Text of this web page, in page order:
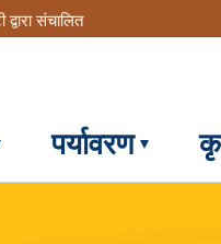
संचालित
पर्यावरण